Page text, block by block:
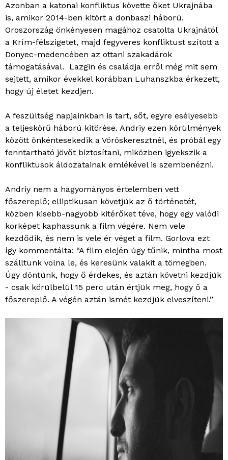
Azonban a katonai konfliktus követte őket Ukrajnába
is, amikor 2014-ben kitört a donbaszi háború.
Oroszország önkényesen magához csatolta Ukrajnától
a Krím-félszigetet, majd fegyveres konfliktust szított a
Donyec-medencében az ottani szakadárok
támogatásával. Lazgin és családja erről még mit sem
sejtett, amikor évekkel korábban Luhanszkba érkezett,
hogy új életet kezdjen.
A feszültség napjainkban is tart, sőt, egyre esélyesebb
a teljeskörű háború kitörése. Andriy ezen körülmények
között önkéntesekedik a Vöröskeresztnél, és próbál egy
fenntartható jövőt biztosítani, miközben igyekszik a
konfliktusok áldozatainak emlékével is szembenézni.
Andriy nem a hagyományos értelemben vett
főszereplő; elliptikusan követjük az ő történetét,
közben kisebb-nagyobb kitérőket téve, hogy egy valódi
korképet kaphassunk a film végére. Nem vele
kezdődik, és nem is vele ér véget a film. Gorlova ezt
így kommentálta: “A film elején úgy tűnik, mintha most
szálltunk volna le, és keresünk valakit a tömegben.
Úgy döntünk, hogy ő érdekes, és aztán követni kezdjük
- csak körülbelül 15 perc után értjük meg, hogy ő a
főszereplő. A végén aztán ismét kezdjük elveszíteni.”